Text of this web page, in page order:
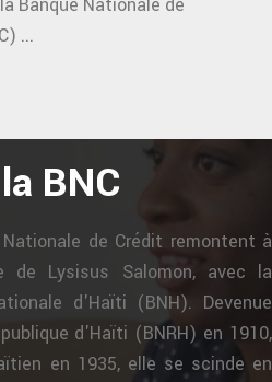
Banque Nationale de
...
BNC
de Crédit remontent à
de Lysisus Salomon, avec la
d'Haïti (BNH). Devenue
d'Haïti (BNRH) en 1910,
en 1935, elle se scinde en